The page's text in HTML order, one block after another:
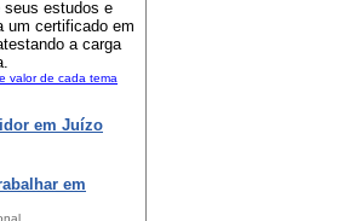
seus estudos e
um certificado em
a carga
valor de cada tema
em Juízo
em